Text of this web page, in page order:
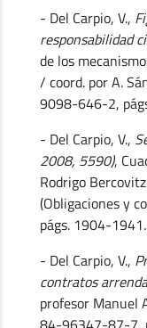
- Del Carpio, V.,
responsabilidad
de los
/ coord. por A.
9098-646-2,
- Del Carpio, V.,
2008, 5590),
Rodrigo
(Obligaciones y
págs. 1904-1941.
- Del Carpio, V.,
contratos
profesor Manuel